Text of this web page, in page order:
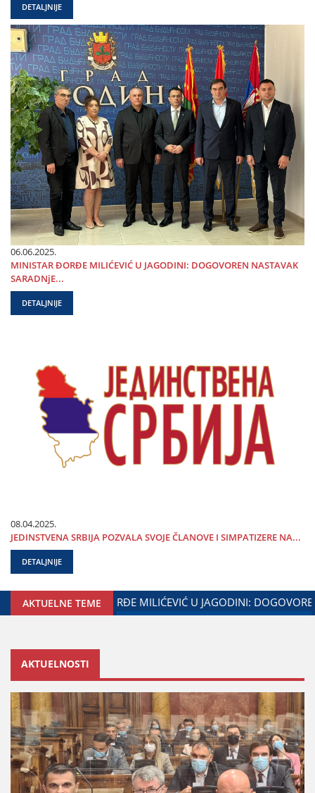
DETALJNIJE
06.06.2025.
MINISTAR ĐORĐE MILIĆEVIĆ U ЈAGODINI: DOGOVOREN NASTAVAK
SARADNjE...
DETALJNIJE
08.04.2025.
ЈEDINSTVENA SRBIЈA POZVALA SVOЈE ČLANOVE I SIMPATIZERE NA...
DETALJNIJE
AKTUELNE TEME
I MINISTARSTVA ZADUŽENOG ZA ODNOSE SA
AKTUELNOSTI